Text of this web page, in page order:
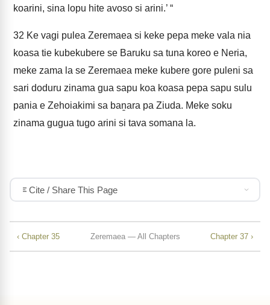
koarini, sina lopu hite avoso si arini.’ “
32 Ke vagi pulea Zeremaea si keke pepa meke vala nia
koasa tie kubekubere se Baruku sa tuna koreo e Neria,
meke zama la se Zeremaea meke kubere gore puleni sa
sari doduru zinama gua sapu koa koasa pepa sapu sulu
pania e Zehoiakimi sa baṉara pa Ziuda. Meke soku
zinama gugua tugo arini si tava somana la.
Cite / Share This Page
‹ Chapter 35 Zeremaea — All Chapters Chapter 37 ›